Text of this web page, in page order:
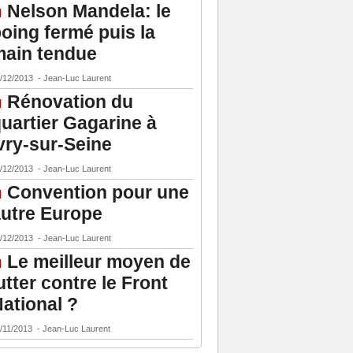
Nelson Mandela: le
fermé puis la
tendue
12/2013 - Jean-Luc Laurent
Rénovation du
Gagarine à
sur-Seine
12/2013 - Jean-Luc Laurent
Convention pour une
Europe
12/2013 - Jean-Luc Laurent
Le meilleur moyen de
contre le Front
?
11/2013 - Jean-Luc Laurent